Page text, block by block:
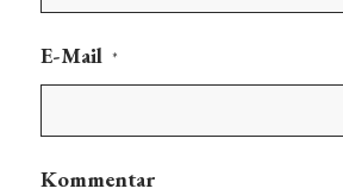
E-Mail *
Kommentar